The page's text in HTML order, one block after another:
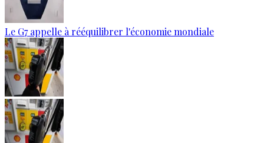
Le G7 appelle à rééquilibrer l'économie mondiale